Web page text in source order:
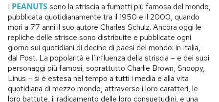
I PEANUTSsono la striscia a fumetti più famosa del mondo,
pubblicata quotidianamente tra il 1950 e il 2000, quando
morì a 77 anni il suo autore Charles Schulz. Ancora oggi le
repliche delle strisce sono distribuite e pubblicate ogni
giorno sui quotidiani di decine di paesi del mondo: in Italia,
dal Post. La popolarità e l’influenza della striscia – e dei suoi
personaggi più famosi, soprattutto Charlie Brown, Snoopy,
Linus – si è estesa nel tempo a tutti i media e alla vita
quotidiana di mezzo mondo, attraverso i loro caratteri, le
loro battute, il radicamento delle loro consuetudini, e una